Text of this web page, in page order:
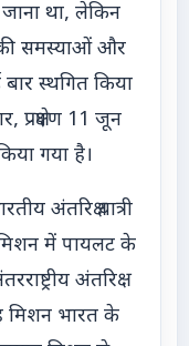
था, लेकिन
समस्याओं और
स्थगित किया
प्रक्षेपण 11 जून
गया है।
अंतरिक्ष यात्री
में पायलट के
अंतरिक्ष
मिशन भारत के